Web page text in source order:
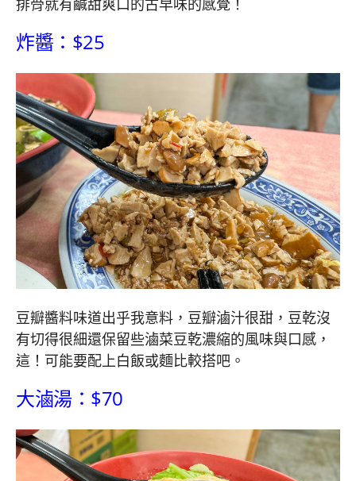
排骨就有鹹甜爽口的古早味的感覺！
炸醬：$25
豆瓣醬料味道出乎我意料，豆瓣滷汁很甜，豆乾沒
有切得很細還保留些滷菜豆乾濃縮的風味與口感，
這！可能要配上白飯或麵比較搭吧。
大滷湯：$70